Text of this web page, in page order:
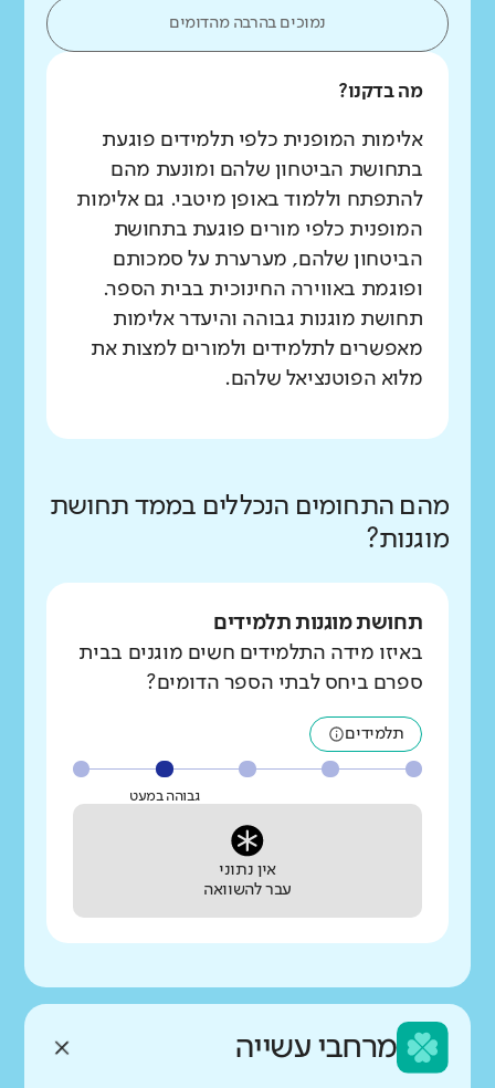
נמוכים בהרבה מהדומים
מה בדקנו?
אלימות המופנית כלפי תלמידים פוגעת
בתחושת הביטחון שלהם ומונעת מהם
להתפתח וללמוד באופן מיטבי. גם אלימות
המופנית כלפי מורים פוגעת בתחושת
הביטחון שלהם, מערערת על סמכותם
ופוגמת באווירה החינוכית בבית הספר.
תחושת מוגנות גבוהה והיעדר אלימות
מאפשרים לתלמידים ולמורים למצות את
מלוא הפוטנציאל שלהם.
מהם התחומים הנכללים בממד תחושת
מוגנות?
תחושת מוגנות תלמידים
באיזו מידה התלמידים חשים מוגנים בבית
ספרם ביחס לבתי הספר הדומים?
תלמידים
גבוהה במעט
אין נתוני
עבר להשוואה
מרחבי עשייה